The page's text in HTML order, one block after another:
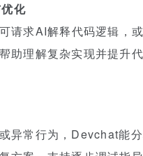
化
请求AI解释代码逻辑，
助理解复杂实现并提升
异常行为，Devchat能